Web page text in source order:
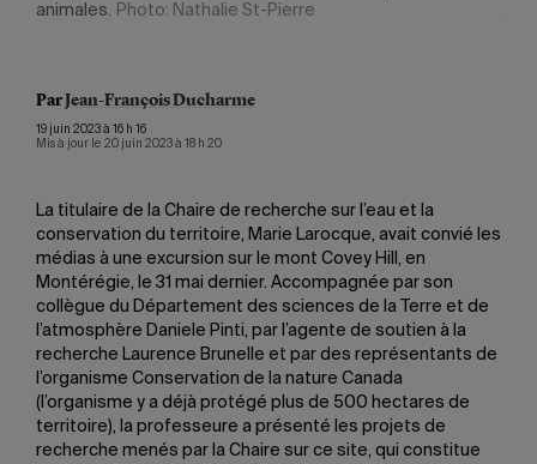
animales.
Photo: Nathalie St-Pierre
ParJean-François Ducharme
19 juin 2023 à 16 h 16
Mis à jour le 20 juin 2023 à 18 h 20
La titulaire de la Chaire de recherche sur l’eau et la
conservation du territoire, Marie Larocque, avait convié les
médias à une excursion sur le mont Covey Hill, en
Montérégie, le 31 mai dernier. Accompagnée par son
collègue du Département des sciences de la Terre et de
l’atmosphère Daniele Pinti, par l’agente de soutien à la
recherche Laurence Brunelle et par des représentants de
l’organisme Conservation de la nature Canada
(l’organisme y a déjà protégé plus de 500 hectares de
territoire), la professeure a présenté les projets de
recherche menés par la Chaire sur ce site, qui constitue